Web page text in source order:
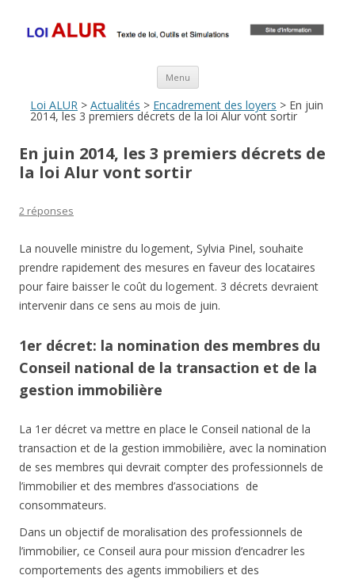
Loi ALUR
ALUR
Menu Aller au contenu principal
Loi ALUR > Actualités > Encadrement des loyers > En juin
2014, les 3 premiers décrets de la loi Alur vont sortir
En juin 2014, les 3 premiers décrets de
la loi Alur vont sortir
2 réponses
La nouvelle ministre du logement, Sylvia Pinel, souhaite
prendre rapidement des mesures en faveur des locataires
pour faire baisser le coût du logement. 3 décrets devraient
intervenir dans ce sens au mois de juin.
1er décret: la nomination des membres du
Conseil national de la transaction et de la
gestion immobilière
La 1er décret va mettre en place le Conseil national de la
transaction et de la gestion immobilière, avec la nomination
de ses membres qui devrait compter des professionnels de
l’immobilier et des membres d’associations de
consommateurs.
Dans un objectif de moralisation des professionnels de
l’immobilier, ce Conseil aura pour mission d’encadrer les
comportements des agents immobiliers et des